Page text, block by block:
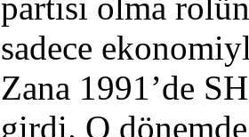
partisi olma
sadece
Zana 1991’de
girdi. O